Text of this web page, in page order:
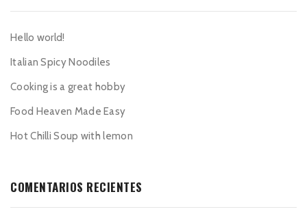
Hello world!
Italian Spicy Noodiles
Cooking is a great hobby
Food Heaven Made Easy
Hot Chilli Soup with lemon
COMENTARIOS RECIENTES